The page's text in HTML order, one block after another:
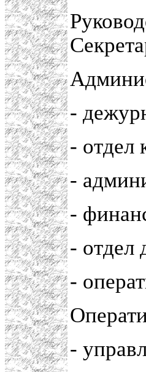
-
- отдел
-
-
- отдел
-
-